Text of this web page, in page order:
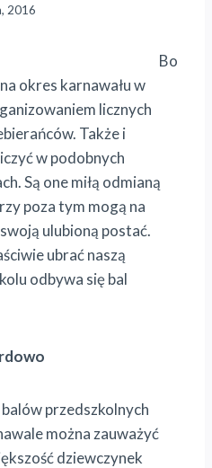
2016
Bo
okres karnawału w
licznych
Także i
w podobnych
Są one miłą odmianą
poza tym mogą na
ulubioną postać.
ubrać naszą
odbywa się bal
przedszkolnych
można zauważyć
dziewczynek